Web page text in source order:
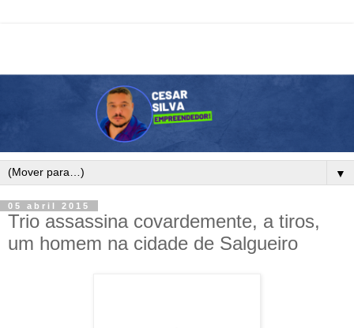
▼
05 abril 2015
Trio assassina covardemente, a tiros,
um homem na cidade de Salgueiro